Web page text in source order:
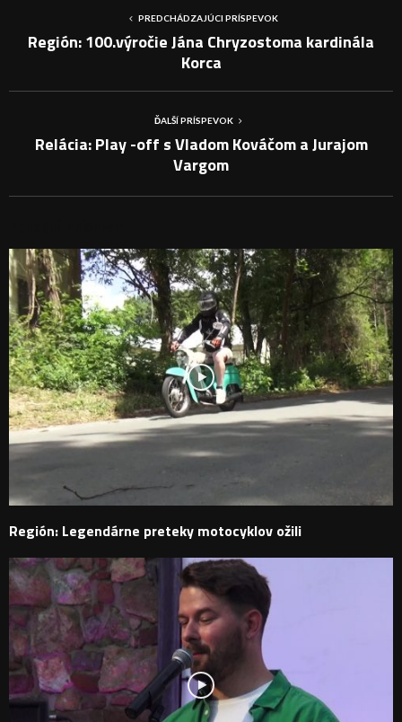
PREDCHÁDZAJÚCI PRÍSPEVOK
Región: 100.výročie Jána Chryzostoma kardinála
Korca
ĎALŠÍ PRÍSPEVOK
Relácia: Play -off s Vladom Kováčom a Jurajom
Vargom
Región: Legendárne preteky motocyklov ožili